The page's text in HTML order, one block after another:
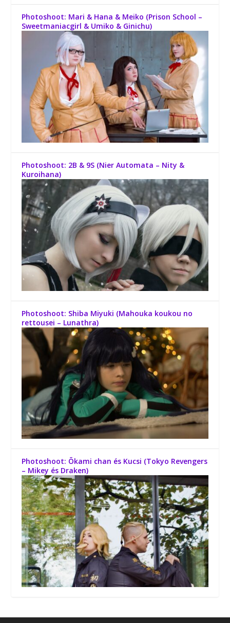
Photoshoot: Mari & Hana & Meiko (Prison School –
Sweetmaniacgirl & Umiko & Ginichu)
Photoshoot: 2B & 9S (Nier Automata – Nity &
Kuroihana)
Photoshoot: Shiba Miyuki (Mahouka koukou no
rettousei – Lunathra)
Photoshoot: Õkami chan és Kucsi (Tokyo Revengers
– Mikey és Draken)